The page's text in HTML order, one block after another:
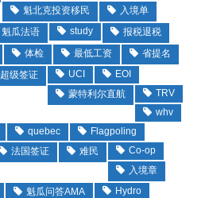
魁北克投资移民
入境单
魁瓜法语 study
报税退税
体检 最低工资
省提名
超级签证 UCI
EOI
蒙特利尔直航
TRV
whv
quebec
Flagpoling
法国签证 难民
Co-op
入境章
魁瓜问答AMA
Hydro